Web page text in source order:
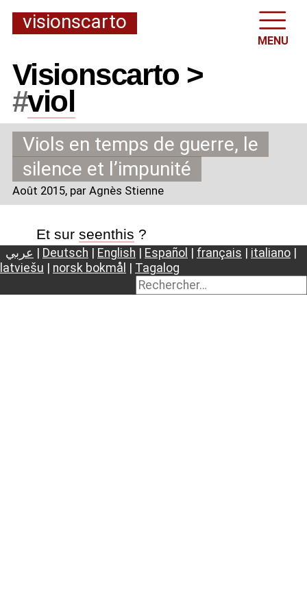
visionscarto
MENU
Visionscarto >
#viol
Viols en temps de guerre, le
silence et l’impunité
Août 2015, par Agnès Stienne
Et sur seenthis ?
عربي Deutsch English Español français italiano
latviešu
norsk bokmål Tagalog